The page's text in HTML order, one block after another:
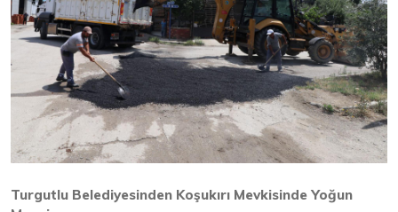
Turgutlu Belediyesinden Koşukırı Mevkisinde Yoğun